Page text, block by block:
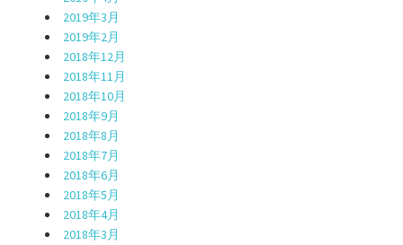
2019年3月
2019年2月
2018年12月
2018年11月
2018年10月
2018年9月
2018年8月
2018年7月
2018年6月
2018年5月
2018年4月
2018年3月